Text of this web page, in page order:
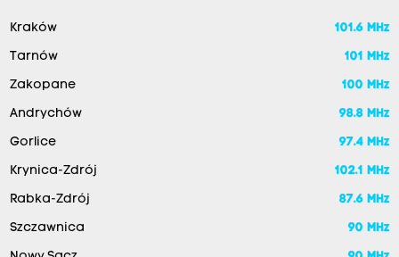
Kraków 101.6 MHz
Tarnów 101 MHz
Zakopane 100 MHz
Andrychów 98.8 MHz
Gorlice 97.4 MHz
Krynica-Zdrój 102.1 MHz
Rabka-Zdrój 87.6 MHz
Szczawnica 90 MHz